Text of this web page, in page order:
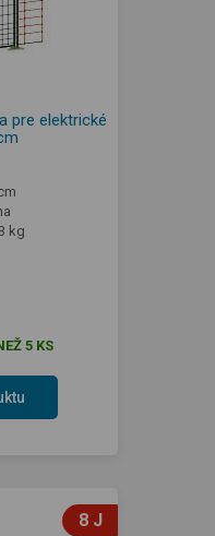
pre elektrické
kg
5 KS
8 J